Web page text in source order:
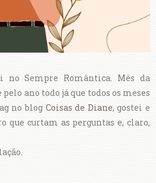
no Sempre Romântica. Mês da
ano todo já que todos os meses
no blog Coisas de Diane, gostei e
que curtam as perguntas e, claro,